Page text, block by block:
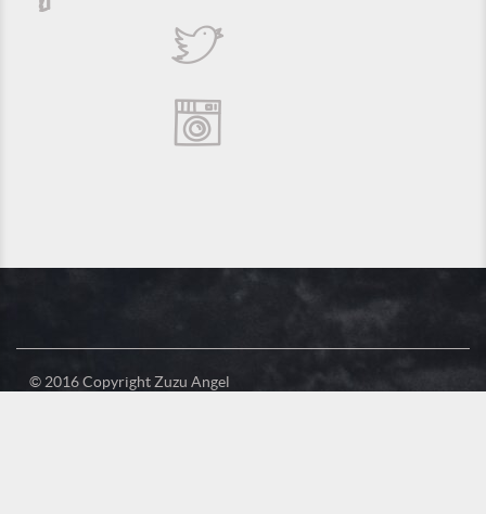
© 2016 Copyright Zuzu Angel